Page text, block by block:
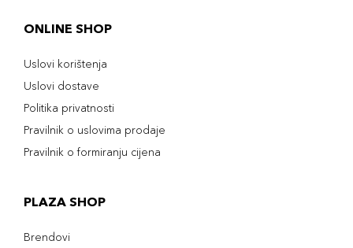
ONLINE SHOP
Uslovi korištenja
Uslovi dostave
Politika privatnosti
Pravilnik o uslovima prodaje
Pravilnik o formiranju cijena
PLAZA SHOP
Brendovi